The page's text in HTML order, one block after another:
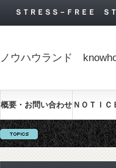
ＳＴＲＥＳＳ－ＦＲＥＥ Ｓ
ノウハウランド
概要・お問い合わせ ＮＯＴＩＣ